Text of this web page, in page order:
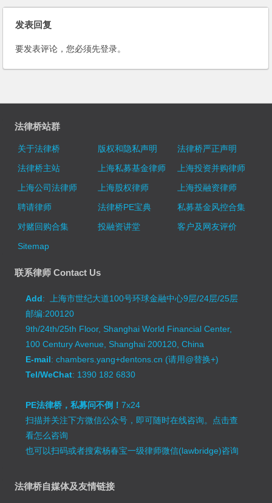
发达国家的限制呢？
发表回复
要发表评论，您必须先登录。
法律桥站群
关于法律桥 版权和隐私声明
法律桥严正声明
法律桥主站
上海私募基金律师
上海投资并购律师
上海公司法律师
上海股权律师
上海投融资律师
聘请律师
法律桥PE宝典
私募基金风控合集
对赌回购合集
投融资讲堂
客户及网友评价
Sitemap
联系律师 Contact Us
Add: 上海市世纪大道100号环球金融中心9层/24层/25层
邮编:200120
9th/24th/25th Floor, Shanghai World Financial Center,
100 Century Avenue, Shanghai 200120, China
E-mail: chambers.yang+dentons.cn (请用@替换+)
Tel/WeChat: 1390 182 6830
PE法律桥，私募问不倒！7x24
扫描并关注下方微信公众号，即可随时在线咨询。 点击查
看怎么咨询
也可以扫码或者搜索杨春宝一级律师微信(lawbridge)咨询
法律桥自媒体及友情链接